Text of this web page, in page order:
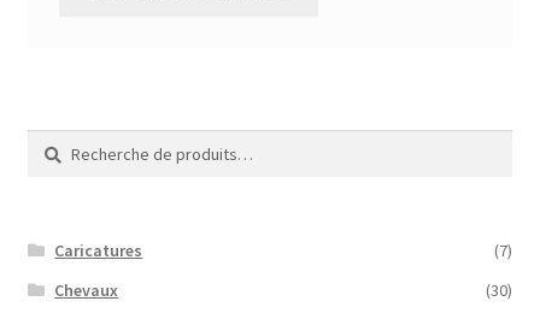
Recherche
pour :
Recherche
Caricatures
(7)
Chevaux
(30)